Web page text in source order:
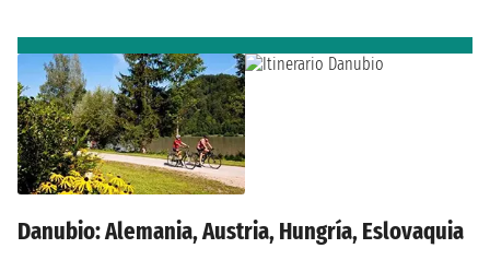
Danubio: Alemania, Austria, Hungría, Eslovaquia